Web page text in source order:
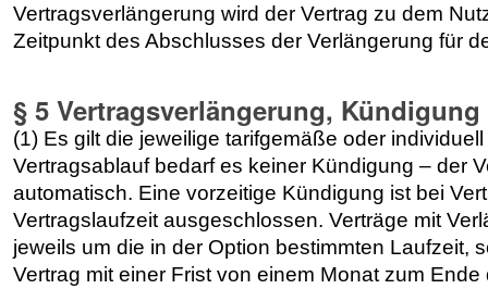
Vertragsverlängerung wird der Vertrag zu dem
Zeitpunkt des Abschlusses der Verlängerung für
§ 5 Vertragsverlängerung,
(1) Es gilt die jeweilige tarifgemäße oder
Vertragsablauf bedarf es keiner Kündigung – der
automatisch. Eine vorzeitige Kündigung ist bei
Vertragslaufzeit ausgeschlossen. Verträge mit
jeweils um die in der Option bestimmten Laufzeit,
Vertrag mit einer Frist von einem Monat zum